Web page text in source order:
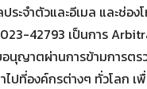
ระจำตัวและอีเมล และช่อง
42793 เป็นการ
นุญาตผ่านการข้ามการต
ไปที่องค์กรต่างๆ ทั่วโลก เ